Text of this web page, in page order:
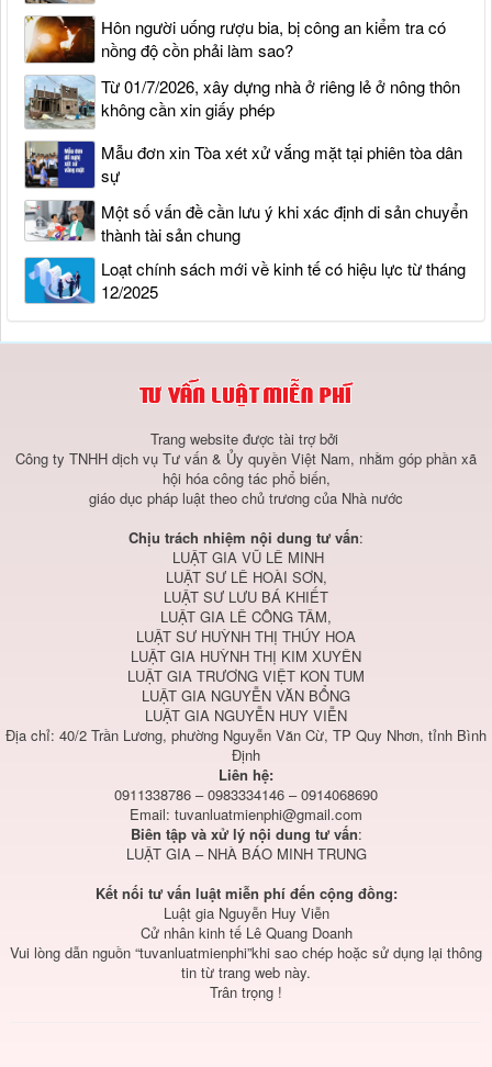
Hôn người uống rượu bia, bị công an kiểm tra có
nồng độ cồn phải làm sao?
Từ 01/7/2026, xây dựng nhà ở riêng lẻ ở nông thôn
không cần xin giấy phép
Mẫu đơn xin Tòa xét xử vắng mặt tại phiên tòa dân
sự
Một số vấn đề cần lưu ý khi xác định di sản chuyển
thành tài sản chung
Loạt chính sách mới về kinh tế có hiệu lực từ tháng
12/2025
Trang website được tài trợ bởi
Công ty TNHH dịch vụ Tư vấn & Ủy quyền Việt Nam, nhằm góp phần xã
hội hóa công tác phổ biến,
giáo dục pháp luật theo chủ trương của Nhà nước
Chịu trách nhiệm nội dung tư vấn:
LUẬT GIA VŨ LÊ MINH
LUẬT SƯ LÊ HOÀI SƠN,
LUẬT SƯ LƯU BÁ KHIẾT
LUẬT GIA LÊ CÔNG TÂM,
LUẬT SƯ HUỲNH THỊ THÚY HOA
LUẬT GIA HUỲNH THỊ KIM XUYÊN
LUẬT GIA TRƯƠNG VIỆT KON TUM
LUẬT GIA NGUYỄN VĂN BỔNG
LUẬT GIA NGUYỄN HUY VIỄN
Địa chỉ: 40/2 Trần Lương, phường Nguyễn Văn Cừ, TP Quy Nhơn, tỉnh Bình
Định
Liên hệ:
0911338786 – 0983334146 – 0914068690
Email: tuvanluatmienphi@gmail.com
Biên tập và xử lý nội dung tư vấn:
LUẬT GIA – NHÀ BÁO MINH TRUNG
Kết nối tư vấn luật miễn phí đến cộng đồng:
Luật gia Nguyễn Huy Viễn
Cử nhân kinh tế Lê Quang Doanh
Vui lòng dẫn nguồn “tuvanluatmienphi”khi sao chép hoặc sử dụng lại thông
tin từ trang web này.
Trân trọng !